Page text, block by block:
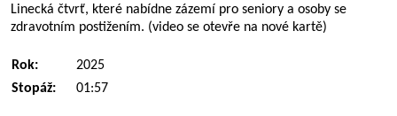
Linecká čtvrť, které nabídne zázemí pro seniory a osoby se
zdravotním postižením. (video se otevře na nové kartě)
Rok:
2025
Stopáž:
01:57